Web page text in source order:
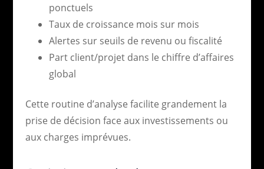
ponctuels
Taux de croissance mois sur mois
Alertes sur seuils de revenu ou fiscalité
Part client/projet dans le chiffre d’affaires
global
Cette routine d’analyse facilite grandement la
prise de décision face aux investissements ou
aux charges imprévues.